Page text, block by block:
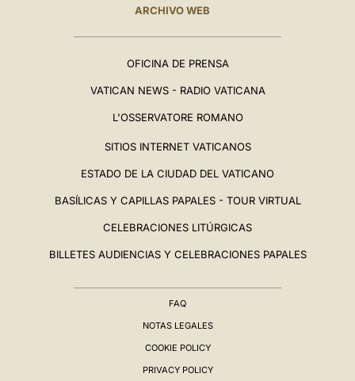
ARCHIVO WEB
OFICINA DE PRENSA
VATICAN NEWS - RADIO VATICANA
L'OSSERVATORE ROMANO
SITIOS INTERNET VATICANOS
ESTADO DE LA CIUDAD DEL VATICANO
BASÍLICAS Y CAPILLAS PAPALES - TOUR VIRTUAL
CELEBRACIONES LITÚRGICAS
BILLETES AUDIENCIAS Y CELEBRACIONES PAPALES
FAQ
NOTAS LEGALES
COOKIE POLICY
PRIVACY POLICY